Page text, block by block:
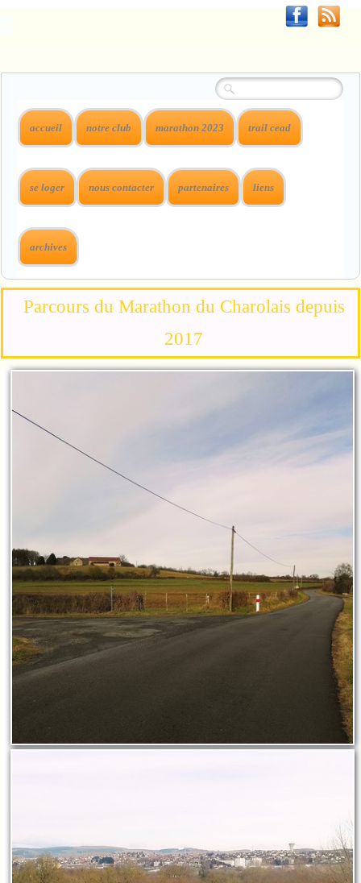
accueil notre club marathon 2023 trail cead
se loger nous contacter partenaires liens
archives
Parcours du Marathon du Charolais depuis
2017